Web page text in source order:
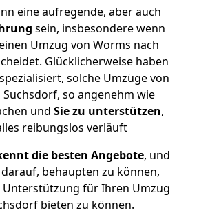
eine aufregende, aber auch
sein, insbesondere wenn
Umzug von Worms nach
Glücklicherweise haben
solche Umzüge von
so angenehm wie
und Sie zu unterstützen,
reibungslos verläuft
die besten Angebote, und
behaupten zu können,
Unterstützung für Ihren Umzug
bieten zu können.